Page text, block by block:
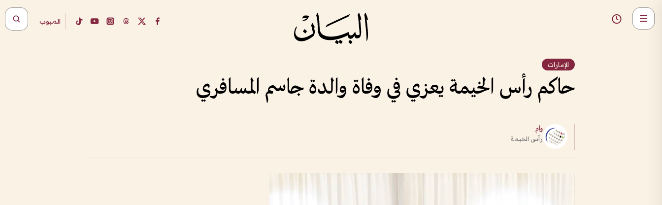
المبوب
الإمارات
حاكم رأس الخيمة يعزي في وفاة والدة جاسم المسافري
وام
رأس الخيمة